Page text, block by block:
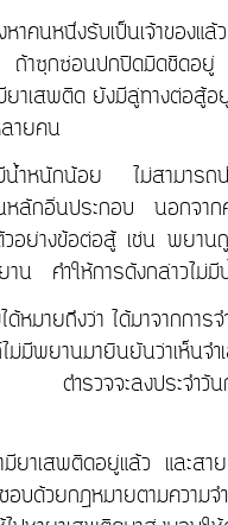
คนหนึ่งรับเป็นเจ้าของแ
าซุกซ่อนปกปิดมิดชิดอ
ยาเสพติด ยังมีลู่ทางต่อ
ายคน
หนักน้อย ไม่สามารถนำ
กอื่นประกอบ นอกจาก
างข้อต่อสู้ เช่น พยานถู
น คำให้การดังกล่าวไม่มี
มายถึงว่า ได้มาจากการ
มีพยานมายืนยันว่าเห็น
ตำรวจจะลงประจำ
าเสพติดอยู่แล้ว และส
วยกฎหมายตามความจำ